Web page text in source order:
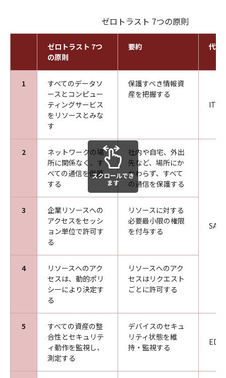
ゼロトラスト 7つの原則
ゼロトラスト 7つ
の原則
要約 代表
1
すべてのデータソ
ースとコンピュー
ティングサービス
をリソースとみな
す
保護すべき情報資
産を把握する
IT資
2
ネットワークの場
所に関係なく、す
べての通信を保護
する
社内や自宅、外出
先など、場所にか
かわらず、すべて
の通信を保護する
SASE
3
企業リソースへの
アクセスをセッシ
ョン単位で許可す
る
リソースに対する
必要最小限の権限
を付与する
4
リソースへのアク
セスは、動的ポリ
シーにより決定す
る
リソースへのアク
セスはリクエスト
ごとに許可する
5
すべての資産の整
合性とセキュリテ
ィ動作を監視し、
測定する
デバイスのセキュ
リティ状態を維
持・監視する
EDR
スクロールでき
ます